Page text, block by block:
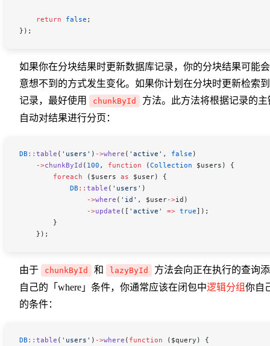
    return
false ;
});
如果你在分块结果时更新数据库记录，你的分块结果可能
意想不到的方式发生变化。如果你计划在分块时更新检索
记录，最好使用
chunkById
方法。此方法将根据记录的主
自动对结果进行分页：
DB :: table ( 'users' ) ->where ( 'active' , false )
    ->
chunkById ( 100 , function (Collection $users ) {
        foreach
( $users as $user) {
            DB
:: table ( 'users' )
                ->
where ( 'id' , $user->id )
                ->
update ([ 'active' => true]);
        }
    });
由于 chunkById 和 lazyById
方法会向正在执行的查询
自己的「where」条件，你通常应该在闭包中逻辑分组你自
的条件：
DB :: table ( 'users' ) ->where ( function ( $query ) {